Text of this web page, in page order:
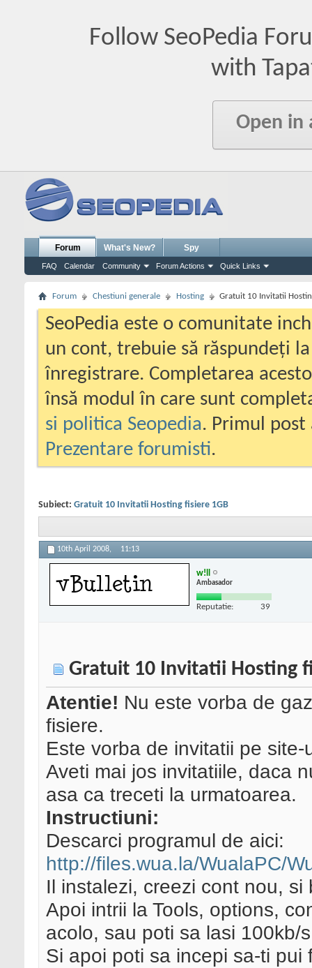
Follow SeoPedia
with
Open in
Forum
FAQ Calendar Community Forum Actions Quick Links
What's New? Spy
Forum Chestiuni generale Hosting Gratuit 10 Invitatii
SeoPedia este o comunitate
un cont, trebuie să răspundeți
înregistrare. Completarea
însă modul în care sunt
si politica Seopedia. Primul
Prezentare forumisti.
Subiect: Gratuit 10 Invitatii Hosting fisiere 1GB
10th April 2008, 11:13
w!ll
Ambasador
Reputatie: 39
Gratuit 10 Invitatii Hosting
Atentie! Nu este vorba de
fisiere.
Este vorba de invitatii pe site-
Aveti mai jos invitatiile, daca
asa ca treceti la urmatoarea.
Instructiuni:
Descarci programul de aici:
http://files.wua.la/WualaPC/
Il instalezi, creezi cont nou, si
Apoi intrii la Tools, options,
acolo, sau poti sa lasi 100kb/
Si apoi poti sa incepi sa-ti pui